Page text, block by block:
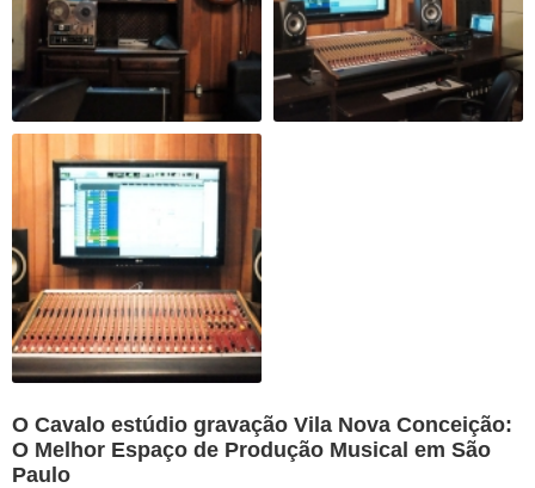
O Cavalo estúdio gravação Vila Nova Conceição:
O Melhor Espaço de Produção Musical em São
Paulo